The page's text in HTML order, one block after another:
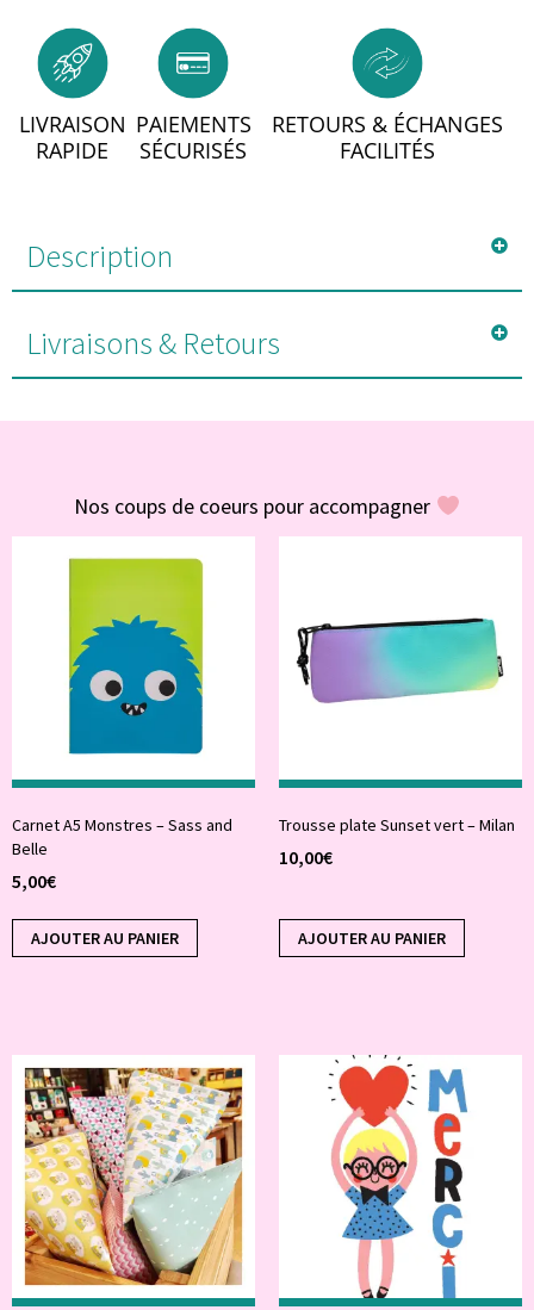
LIVRAISON
RAPIDE
PAIEMENTS
SÉCURISÉS
RETOURS & ÉCHANGES
FACILITÉS
Description
Livraisons & Retours
Nos coups de coeurs pour accompagner
Carnet A5 Monstres – Sass and
Belle
5,00€
AJOUTER AU PANIER
Trousse plate Sunset vert – Milan
10,00€
AJOUTER AU PANIER